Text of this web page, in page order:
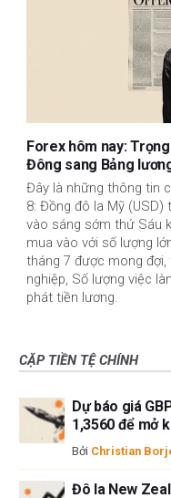
Forex hôm nay:
Đông sang Bảng
Đây là những thông tin
8: Đồng đô la Mỹ
vào sáng sớm thứ Sáu
mua vào với số lượng
tháng 7 được mong
nghiệp, Số lượng việc
phát tiền lương.
CẶP TIỀN TỆ CHÍNH
Dự báo giá
1,3560 để mở
Bởi Christian
Đô la New